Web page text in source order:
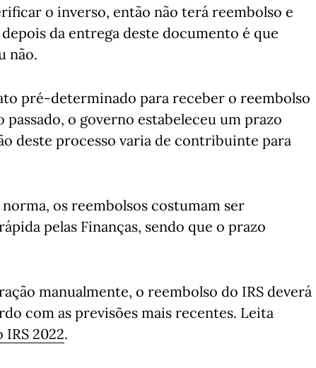
o inverso, então não terá reembolso e
da entrega deste documento é que
não.
pré-determinado para receber o reembolso
o governo estabeleceu um prazo
deste processo varia de contribuinte para
os reembolsos costumam ser
pelas Finanças, sendo que o prazo
manualmente, o reembolso do IRS deverá
com as previsões mais recentes. Leita
2022.